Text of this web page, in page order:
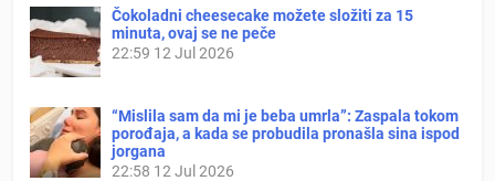
Čokoladni cheesecake možete složiti za 15
minuta, ovaj se ne peče
22:59 12 Jul 2026
“Mislila sam da mi je beba umrla”: Zaspala tokom
porođaja, a kada se probudila pronašla sina ispod
jorgana
22:58 12 Jul 2026